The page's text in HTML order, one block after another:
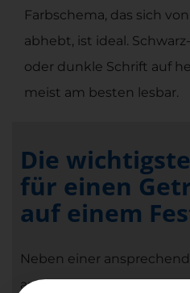
Farbschema, das sich
abhebt, ist ideal.
oder dunkle Schrift auf
meist am besten lesbar.
Die
für einen
auf einem
Neben einer
auch dieAuswahl der